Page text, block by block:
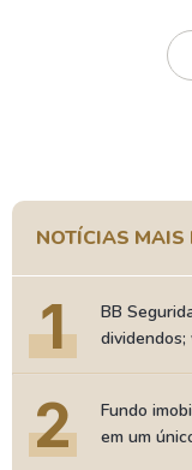
NOTÍCIAS MAIS
1
BB
2
Fundo
em um